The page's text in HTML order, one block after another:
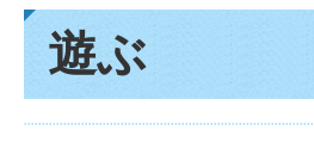
遊ぶ